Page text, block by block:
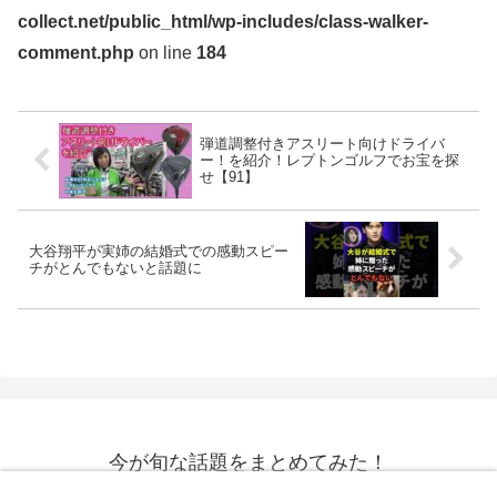
collect.net/public_html/wp-includes/class-walker-
comment.php on line 184
弾道調整付きアスリート向けドライバ
ー！を紹介！レプトンゴルフでお宝を探
せ【91】
大谷翔平が実姉の結婚式での感動スピー
チがとんでもないと話題に
今が旬な話題をまとめてみた！